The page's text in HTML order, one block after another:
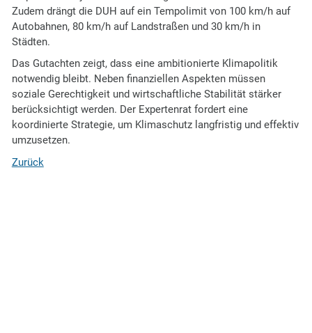
Zudem drängt die DUH auf ein Tempolimit von 100 km/h auf
Autobahnen, 80 km/h auf Landstraßen und 30 km/h in
Städten.
Das Gutachten zeigt, dass eine ambitionierte Klimapolitik
notwendig bleibt. Neben finanziellen Aspekten müssen
soziale Gerechtigkeit und wirtschaftliche Stabilität stärker
berücksichtigt werden. Der Expertenrat fordert eine
koordinierte Strategie, um Klimaschutz langfristig und effektiv
umzusetzen.
Zurück